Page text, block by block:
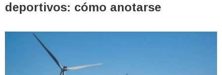
deportivos: cómo anotarse